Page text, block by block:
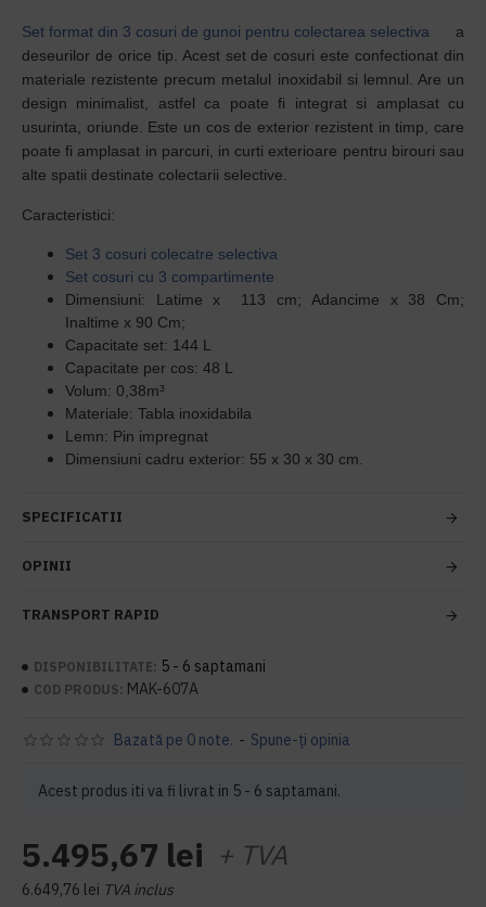
Set format din 3 cosuri de gunoi pentru colectarea selectiva a
deseurilor de orice tip. Acest set de cosuri este confectionat din
materiale rezistente precum metalul inoxidabil si lemnul. Are un
design minimalist, astfel ca poate fi integrat si amplasat cu
usurinta, oriunde. Este un cos de exterior rezistent in timp, care
poate fi amplasat in parcuri, in curti exterioare pentru birouri sau
alte spatii destinate colectarii selective.
Caracteristici:
Set 3 cosuri colecatre selectiva
Set cosuri cu 3 compartimente
Dimensiuni: Latime x 113 cm; Adancime x 38 Cm;
Inaltime x 90 Cm;
Capacitate set: 144 L
Capacitate per cos: 48 L
Volum: 0,38m³
Materiale: Tabla inoxidabila
Lemn: Pin impregnat
Dimensiuni cadru exterior: 55 x 30 x 30 cm.
SPECIFICATII
OPINII
TRANSPORT RAPID
DISPONIBILITATE: 5 - 6 saptamani
COD PRODUS: MAK-607A
Acest produs iti va fi livrat in 5 - 6 saptamani.
Bazată pe 0 note. - Spune-ţi opinia
5.495,67 lei + TVA
6.649,76 lei TVA inclus